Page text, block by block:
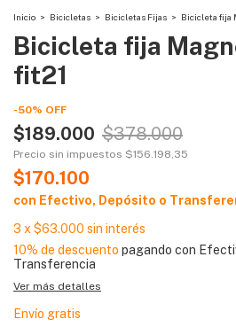
Inicio > Bicicletas > Bicicletas Fijas > Bicicleta fija
Bicicleta fija
fit21
-50% OFF
$189.000 $378.000
Precio sin impuestos $156.198,35
$170.100
con Efectivo, Depósito o
3 x $63.000 sin interés
10% de descuento pagando con
Transferencia
Ver más detalles
Envío gratis